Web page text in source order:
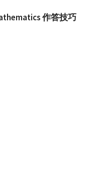
作答技巧